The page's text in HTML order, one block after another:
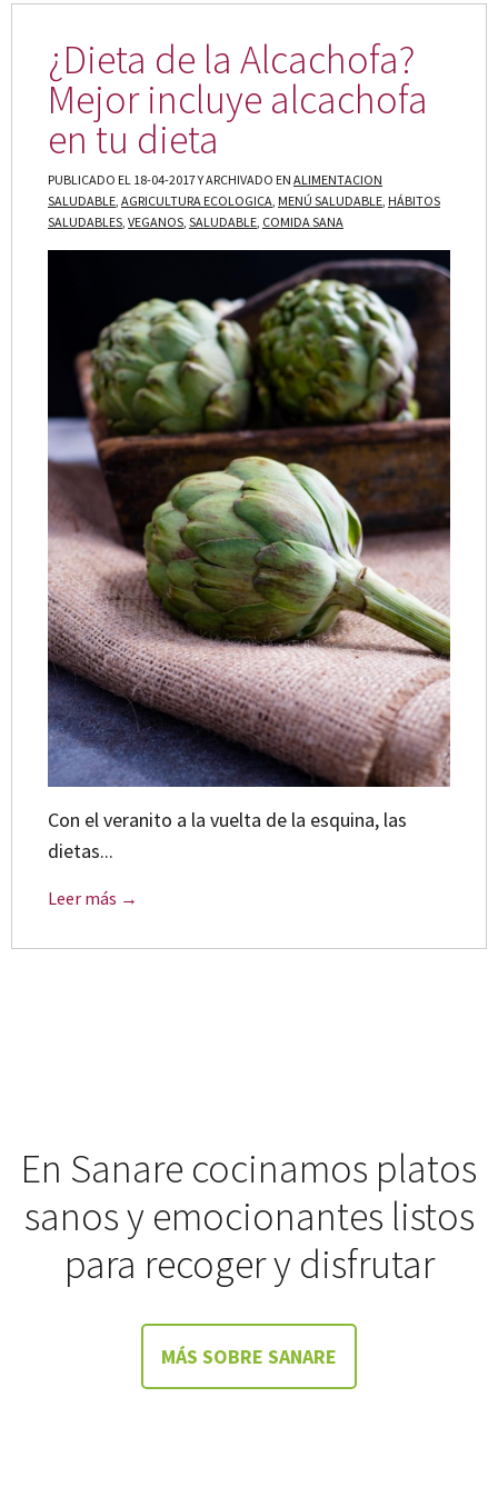
¿Dieta de la Alcachofa?
Mejor incluye alcachofa
en tu dieta
PUBLICADO EL 18-04-2017 Y ARCHIVADO EN ALIMENTACION
SALUDABLE, AGRICULTURA ECOLOGICA, MENÚ SALUDABLE, HÁBITOS
SALUDABLES, VEGANOS, SALUDABLE, COMIDA SANA
Con el veranito a la vuelta de la esquina, las
dietas...
Leer más →
En Sanare cocinamos platos
sanos y emocionantes listos
para recoger y disfrutar
MÁS SOBRE SANARE